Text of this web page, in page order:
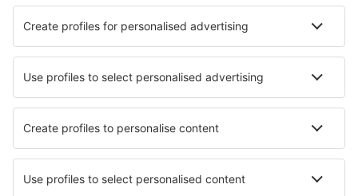
Vigo Airport (VGO)
Barcelona
Múrcia
Sevilha San Pablo (SVQ)
Badajoz Talavera La Real (BJZ)
Los Rodeos (TFN)